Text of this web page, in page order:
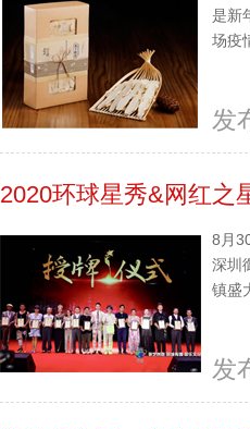
是新
场疫
发
2020环球星秀&网红之
8月
深圳
镇盛
发